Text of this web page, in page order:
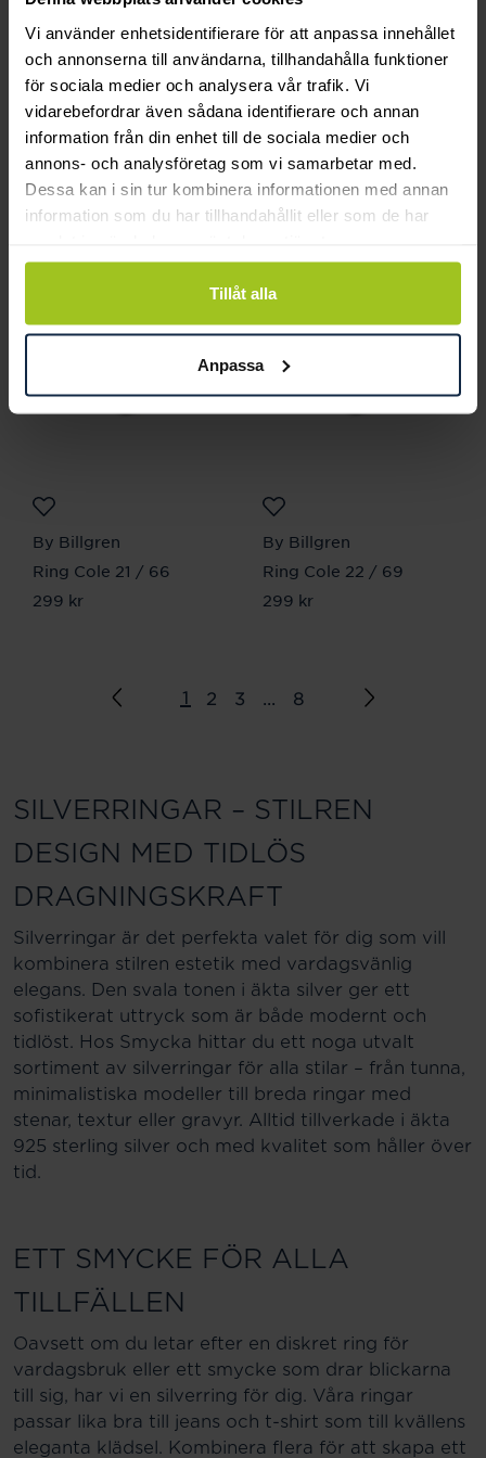
Vi använder enhetsidentifierare för att anpassa innehållet
och annonserna till användarna, tillhandahålla funktioner
för sociala medier och analysera vår trafik. Vi
vidarebefordrar även sådana identifierare och annan
information från din enhet till de sociala medier och
annons- och analysföretag som vi samarbetar med.
Dessa kan i sin tur kombinera informationen med annan
information som du har tillhandahållit eller som de har
Tillåt alla
Anpassa
By Billgren
Ring Chris 21 / 66
By Billgren
Ring Chris 22 / 69
By Billgren
Ring Cole 21 / 66
Pris:299 kr
299 kr
By Billgren
Ring Cole 22 / 69
Pris:299 kr
299 kr
1 2 3 ... 8
SILVERRINGAR – STILREN
DESIGN MED TIDLÖS
DRAGNINGSKRAFT
Silverringar är det perfekta valet för dig som vill
kombinera stilren estetik med vardagsvänlig
elegans. Den svala tonen i äkta silver ger ett
sofistikerat uttryck som är både modernt och
tidlöst. Hos Smycka hittar du ett noga utvalt
sortiment av silverringar för alla stilar – från tunna,
minimalistiska modeller till breda ringar med
stenar, textur eller gravyr. Alltid tillverkade i äkta
925 sterling silver och med kvalitet som håller över
tid.
ETT SMYCKE FÖR ALLA
TILLFÄLLEN
Oavsett om du letar efter en diskret ring för
vardagsbruk eller ett smycke som drar blickarna
till sig, har vi en silverring för dig. Våra ringar
passar lika bra till jeans och t-shirt som till kvällens
eleganta klädsel. Kombinera flera för att skapa ett